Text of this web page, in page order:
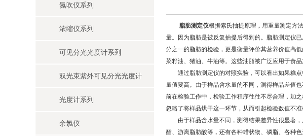
氮吹仪系列
浓缩仪系列
可见分光光度计系列
双光束紫外可见分光光度计
光度计系列
余氯仪
脂肪测定仪根据索氏抽提原理，用重量测定方
量。因为脂肪是被反复抽提后得到的。脂肪测定仪
分之一的脂肪的检验，更是衡量评价其营养价值高
菜籽油、猪油、牛油等。这些油脂被广泛应用于食
通过脂肪测定仪的对照实验，可以看出如果糕点
量值要高。由于样品含水量的不同，测得样品差值
前在检验工作中，检验工作程序往往不尽合理，加
忽略了将样品烘干这一环节，从而引起检验数值不准
由于样品含水量不同，测得结果差异性很显著，
酯、游离脂肪酸等，还有各种蜡状物、磷脂、各种